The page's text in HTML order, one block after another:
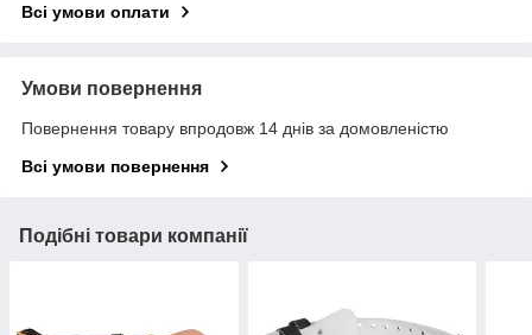
Всі умови оплати
Умови повернення
Повернення товару впродовж 14 днів за домовленістю
Всі умови повернення
Подібні товари компанії